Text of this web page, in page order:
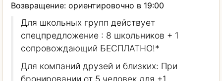
Возвращение: ориентировочно в 19:00
Для школьных групп действует
спецпредложение : 8 школьников + 1
сопровождающий БЕСПЛАТНО!*
Для компаний друзей и близких: При
бронировании от 5 человек для +1